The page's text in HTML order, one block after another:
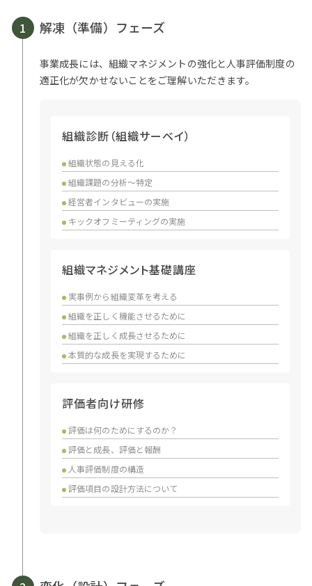
1 解凍（準備）フェーズ
事業成長には、組織マネジメントの強化と人事評価制度の
適正化が欠かせないことをご理解いただきます。
組織診断（組織サーベイ）
組織状態の見える化
組織課題の分析〜特定
経営者インタビューの実施
キックオフミーティングの実施
組織マネジメント基礎講座
実事例から組織変革を考える
組織を正しく機能させるために
組織を正しく成長させるために
本質的な成長を実現するために
評価者向け研修
評価は何のためにするのか？
評価と成長、評価と報酬
人事評価制度の構造
評価項目の設計方法について